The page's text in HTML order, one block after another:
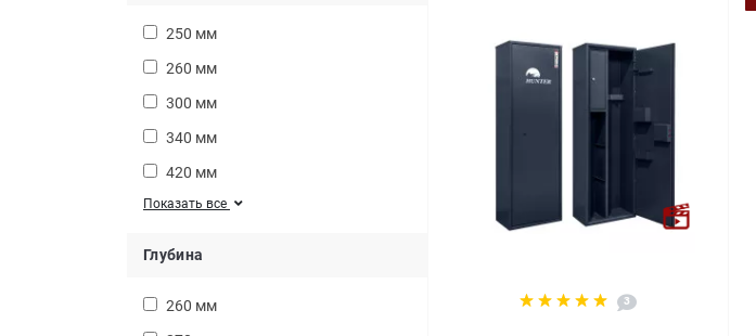
250 мм
260 мм
300 мм
340 мм
420 мм
Показать все
Глубина
260 мм
3